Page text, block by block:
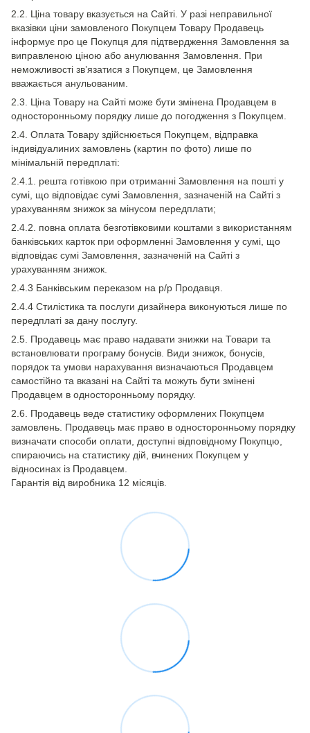
2.2. Ціна товару вказується на Сайті. У разі неправильної
вказівки ціни замовленого Покупцем Товару Продавець
інформує про це Покупця для підтвердження Замовлення за
виправленою ціною або анулювання Замовлення. При
неможливості зв’язатися з Покупцем, це Замовлення
вважається анульованим.
2.3. Ціна Товару на Сайті може бути змінена Продавцем в
односторонньому порядку лише до погодження з Покупцем.
2.4. Оплата Товару здійснюється Покупцем, відправка
індивідуалиних замовлень (картин по фото) лише по
мінімальній передплаті:
2.4.1. решта готівкою при отриманні Замовлення на пошті у
сумі, що відповідає сумі Замовлення, зазначеній на Сайті з
урахуванням знижок за мінусом передплати;
2.4.2. повна оплата безготівковими коштами з використанням
банківських карток при оформленні Замовлення у сумі, що
відповідає сумі Замовлення, зазначеній на Сайті з
урахуванням знижок.
2.4.3 Банківським переказом на р/р Продавця.
2.4.4 Стилістика та послуги дизайнера виконуються лише по
передплаті за дану послугу.
2.5. Продавець має право надавати знижки на Товари та
встановлювати програму бонусів. Види знижок, бонусів,
порядок та умови нарахування визначаються Продавцем
самостійно та вказані на Сайті та можуть бути змінені
Продавцем в односторонньому порядку.
2.6. Продавець веде статистику оформлених Покупцем
замовлень. Продавець має право в односторонньому порядку
визначати способи оплати, доступні відповідному Покупцю,
спираючись на статистику дій, вчинених Покупцем у
відносинах із Продавцем.
Гарантія від виробника 12 місяців.